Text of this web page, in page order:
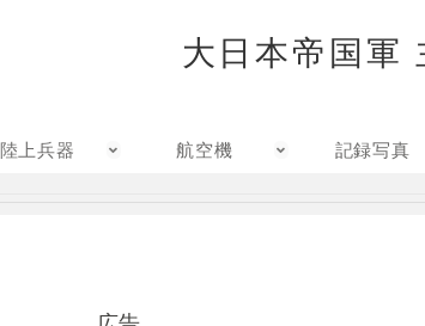
大日本帝国軍
陸上兵器 航空機 記録写真